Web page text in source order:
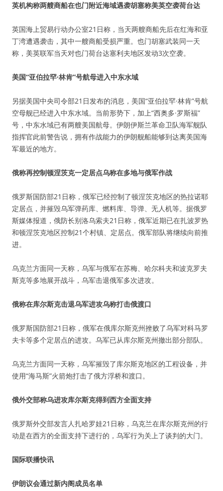
英机构称两艘商船在也门附近海域遇袭胡塞称美英空袭荷台达
英国海上贸易行动办公室21日称，当天两艘商船先后在红海和亚
丁湾遭遇袭击，其中一艘商船受损严重。也门胡塞武装同一天
称，美英联军当天对也门荷台达塞利夫地区发动3次空袭。
美国“亚伯拉罕·林肯”号航母进入中东水域
另据美国中央司令部21日发布的消息，美国“亚伯拉罕·林肯”号航
空母舰已经进入中东水域。当前形势下，加上“西奥多·罗斯福”
号，中东水域已有两艘美国航母。伊朗伊斯兰革命卫队海军舰队
指挥官此前警告说，拥有作战能力的伊朗舰船能够到达离美国海
军最近的地方。
俄称再控制顿涅茨克一定居点乌称在多地与俄军作战
俄罗斯国防部21日称，俄军已经控制了顿涅茨克地区的热拉诺耶
定居点，并摧毁乌军弹药库、燃料库、导弹、无人机等。据俄罗
斯媒体报道，俄防长别洛乌索夫21日称，俄军近期已在扎波罗热
和顿涅茨克地区控制21个村镇、定居点。俄军部队将继续向前推
进。
乌克兰方面同一天称，乌军与俄军在苏梅、哈尔科夫和波克罗夫
斯克等多地展开战斗，乌军击退俄军多次进攻。
俄称在库尔斯克击退乌军进攻乌称打击俄渡口
俄罗斯国防部21日称，俄军在俄库尔斯克州挫败了乌军对科马罗
夫卡等多个定居点的进攻。乌军已从库尔斯克州撤出部分部队。
乌克兰方面同一天称，乌军摧毁了库尔斯克地区的工程设备，并
使用“海马斯”火箭炮打击了俄方浮桥和渡口。
俄外交部称乌进攻库尔斯克得到西方全面支持
俄罗斯外交部发言人扎哈罗娃21日称，乌克兰在库尔斯克州的行
动是在西方的全面支持下进行的，乌军行为关上了谈判的大门。
国际联播快讯
伊朗议会通过新内阁成员名单